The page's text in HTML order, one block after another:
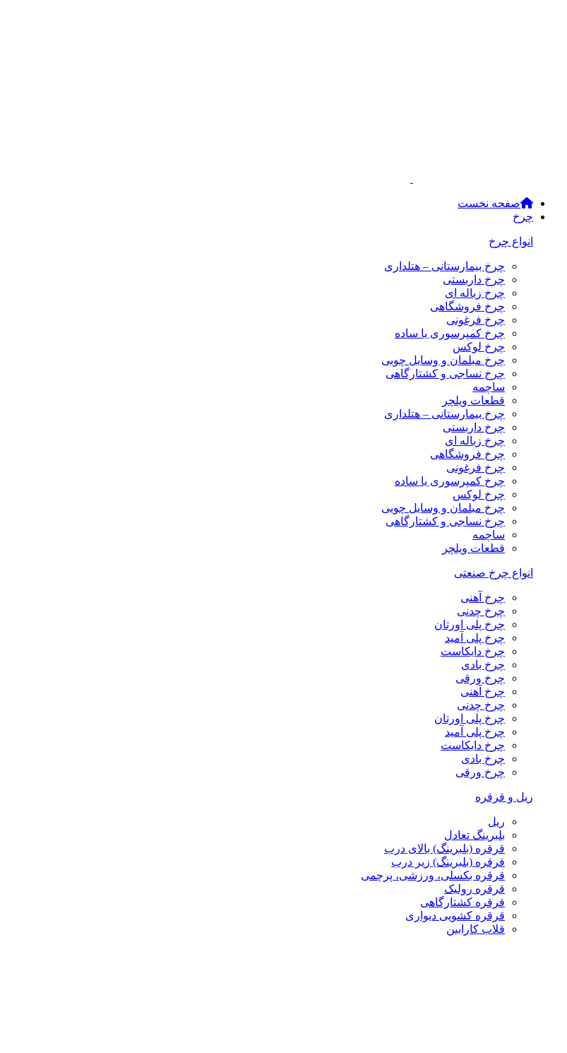
صفحه نخست
چرخ
انواع چرخ
چرخ بیمارستانی – هتلداری
چرخ داربستی
چرخ زباله ای
چرخ فروشگاهی
چرخ فرغونی
چرخ کمپرسوری یا ساده
چرخ لوکس
چرخ مبلمان و وسایل چوبی
چرخ نساجی و کشتارگاهی
ساچمه
قطعات ویلچر
چرخ بیمارستانی – هتلداری
چرخ داربستی
چرخ زباله ای
چرخ فروشگاهی
چرخ فرغونی
چرخ کمپرسوری یا ساده
چرخ لوکس
چرخ مبلمان و وسایل چوبی
چرخ نساجی و کشتارگاهی
ساچمه
قطعات ویلچر
انواع چرخ صنعتی
چرخ آهنی
چرخ چدنی
چرخ پلی اورتان
چرخ پلی آمید
چرخ دایکاست
چرخ بادی
چرخ ورقی
چرخ آهنی
چرخ چدنی
چرخ پلی اورتان
چرخ پلی آمید
چرخ دایکاست
چرخ بادی
چرخ ورقی
ریل و قرقره
ریل
بلبرینگ تعادل
قرقره (بلبرینگ) بالای درب
قرقره (بلبرینگ) زیر درب
قرقره بکسلی، ورزشی، پرچمی
قرقره رولیک
قرقره کشتارگاهی
قرقره کشویی دیواری
قلاب کارابین